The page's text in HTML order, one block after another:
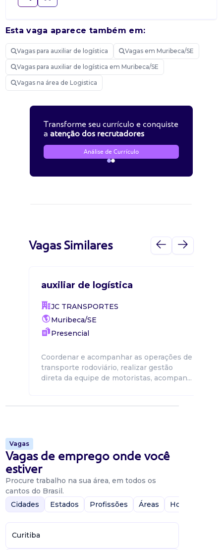
Esta vaga aparece também em:
Vagas para auxiliar de logística Vagas em Muribeca/SE
Vagas para auxiliar de logística em Muribeca/SE
Vagas na área de Logistica
Transforme seu currículo e conquiste
a atenção dos recrutadores
Análise de Currículo
Vagas Similares
auxiliar de logística
JC TRANSPORTES
Muribeca/SE
Presencial
Coordenar e acompanhar as operações de
transporte rodoviário, realizar gestão
direta da equipe de motoristas, acompan...
Vagas
Vagas de emprego onde você
estiver
Procure trabalho na sua área, em todos os
cantos do Brasil.
Cidades
Estados Profissões Áreas Home-Office
Curitiba